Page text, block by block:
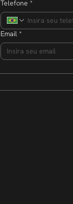
Telefone *
Email *